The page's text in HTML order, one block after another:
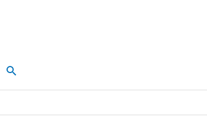
Rechercher